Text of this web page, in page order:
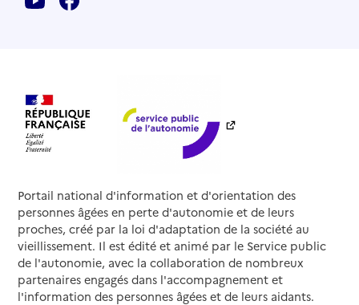
Portail national d'information et d'orientation des
personnes âgées en perte d'autonomie et de leurs
proches, créé par la loi d'adaptation de la société au
vieillissement. Il est édité et animé par le Service public
de l'autonomie, avec la collaboration de nombreux
partenaires engagés dans l'accompagnement et
l'information des personnes âgées et de leurs aidants.